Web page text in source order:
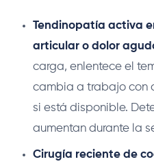
Tendinopatía activa
articular o dolor
carga, enlentece el
cambia a trabajo con
si está disponible.
aumentan durante la
Cirugía reciente de